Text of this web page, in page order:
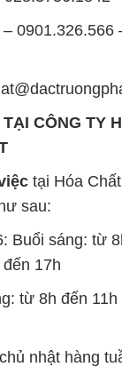
0901.326.566
CÔNG TY
tại Hóa
sau:
Buổi sáng: từ
17h
từ 8h đến
nhật hàng